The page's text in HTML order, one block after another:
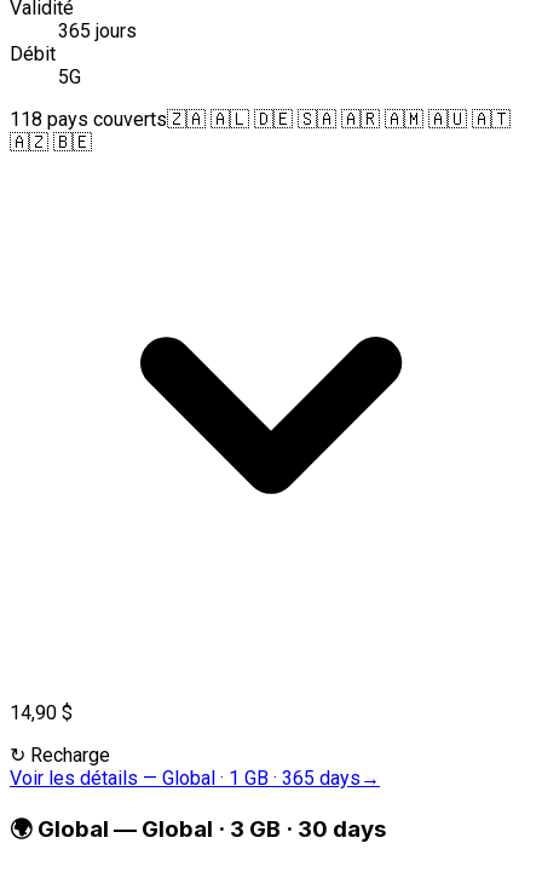
Validité
365 jours
Débit
5G
118 pays couverts🇿🇦 🇦🇱 🇩🇪 🇸🇦 🇦🇷 🇦🇲 🇦🇺 🇦🇹
🇦🇿 🇧🇪
14,90 $
↻ Recharge
Voir les détails — Global · 1 GB · 365 days →
🌍 Global — Global · 3 GB · 30 days